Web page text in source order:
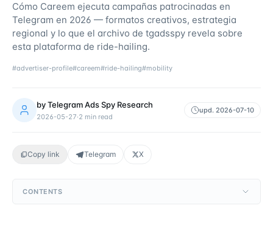
Cómo Careem ejecuta campañas patrocinadas en
Telegram en 2026 — formatos creativos, estrategia
regional y lo que el archivo de tgadsspy revela sobre
esta plataforma de ride-hailing.
#advertiser-profile#careem#ride-hailing#mobility
byTelegram Ads Spy Research
2026-05-27·2 min read
upd. 2026-07-10
Copy link Telegram X
CONTENTS